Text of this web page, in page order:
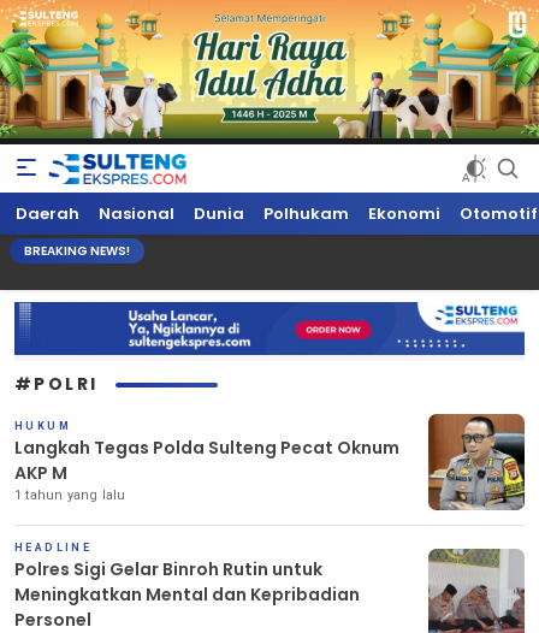
Sultengekspres.com
Berita Seputar Sulteng Hari Ini, Update Terkini, Suaranya Rakyat
Sulteng
Daerah Nasional Dunia Polhukam Ekonomi Otomotif
BREAKING NEWS!
#POLRI
HUKUM
Langkah Tegas Polda Sulteng Pecat Oknum
AKP M
1 tahun yang lalu
HEADLINE
Polres Sigi Gelar Binroh Rutin untuk
Meningkatkan Mental dan Kepribadian
Personel